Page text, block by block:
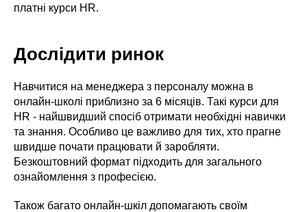
платні курси HR.
Дослідити ринок
Навчитися на менеджера з персоналу можна в
онлайн-школі приблизно за 6 місяців. Такі курси для
HR - найшвидший спосіб отримати необхідні навички
та знання. Особливо це важливо для тих, хто прагне
швидше почати працювати й заробляти.
Безкоштовний формат підходить для загального
ознайомлення з професією.
Також багато онлайн-шкіл допомагають своїм